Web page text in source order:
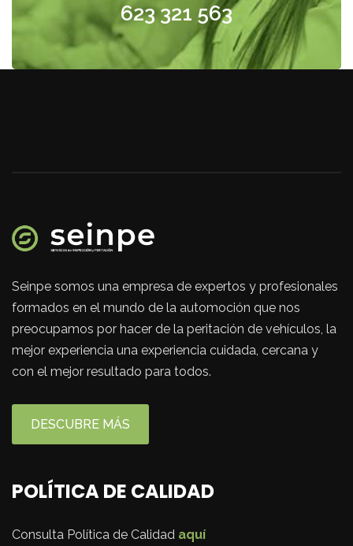
623 321 563
Seinpe somos una empresa de expertos y profesionales
formados en el mundo de la automoción que nos
preocupamos por hacer de la peritación de vehículos, la
mejor experiencia una experiencia cuidada, cercana y
con el mejor resultado para todos.
DESCUBRE MÁS
POLÍTICA DE CALIDAD
Consulta Política de Calidad aquí